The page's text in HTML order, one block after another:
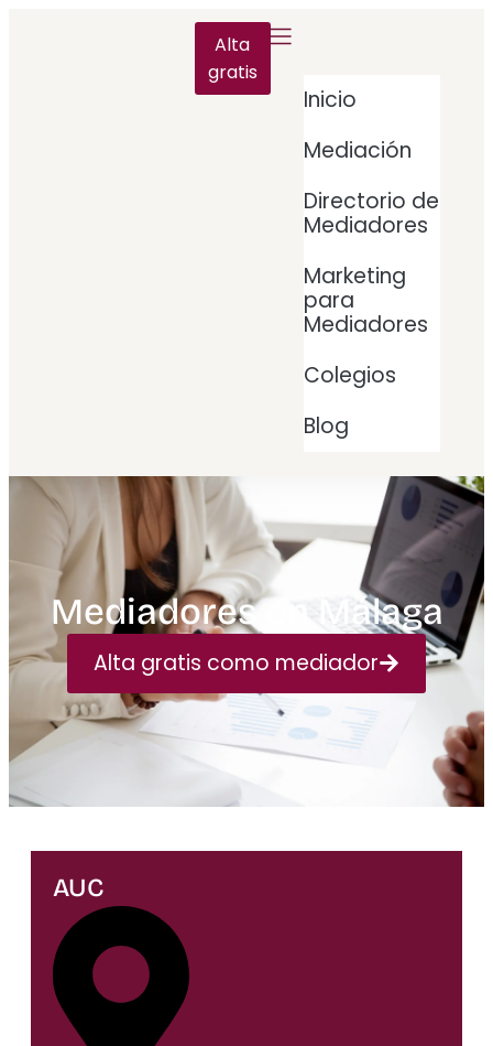
Alta
gratis
Inicio
Mediación
Directorio de
Mediadores
Marketing
para
Mediadores
Colegios
Blog
Mediadores en Málaga
Alta gratis como mediador
AUC